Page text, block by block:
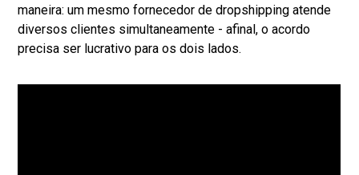
maneira: um mesmo fornecedor de dropshipping atende
diversos clientes simultaneamente - afinal, o acordo
precisa ser lucrativo para os dois lados.